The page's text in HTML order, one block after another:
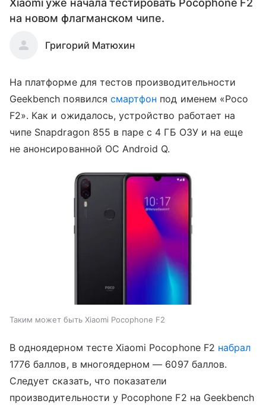
Xiaomi уже начала тестировать Pocophone F2
на новом флагманском чипе.
Григорий Матюхин
На платформе для тестов производительности
Geekbench появился смартфон под именем «Poco
F2». Как и ожидалось, устройство работает на
чипе Snapdragon 855 в паре с 4 ГБ ОЗУ и на еще
не анонсированной ОС Android Q.
Таким может быть Xiaomi Pocophone F2
В одноядерном тесте Xiaomi Pocophone F2 набрал
1776 баллов, в многоядерном — 6097 баллов.
Следует сказать, что показатели
производительности у Pocophone F2 на Geekbench